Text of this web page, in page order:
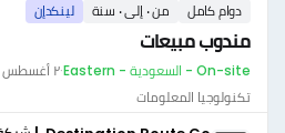
دوام كامل من ٠ إلى ٠ سنة لينكدإن
مندوب مبيعات
On-site - السعودية - Eastern ·٢ أغسطس ٢٠٢٦
تكنولوجيا المعلومات